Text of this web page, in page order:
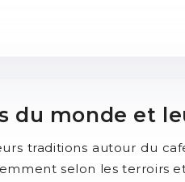
du monde et
traditions autour du
selon les terroirs